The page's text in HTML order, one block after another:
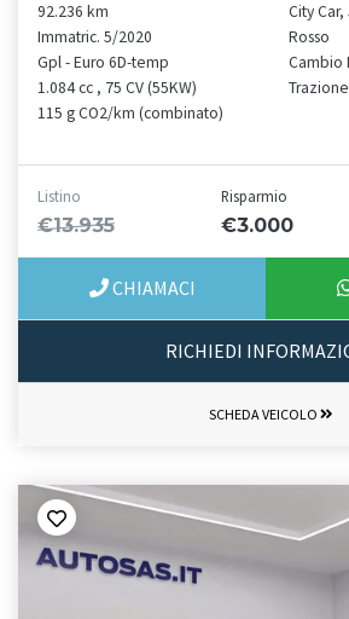
92.236 km
Immatric. 5/2020
Gpl - Euro 6D-temp
1.084 cc , 75 CV (55KW)
115 g CO2/km (combinato)
City
Rosso
Cambio
Listino
€13.935
Risparmio
€3.000
CHIAMACI
RICHIEDI
SCHEDA VEICOLO